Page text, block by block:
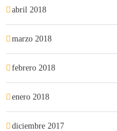
abril 2018
marzo 2018
febrero 2018
enero 2018
diciembre 2017